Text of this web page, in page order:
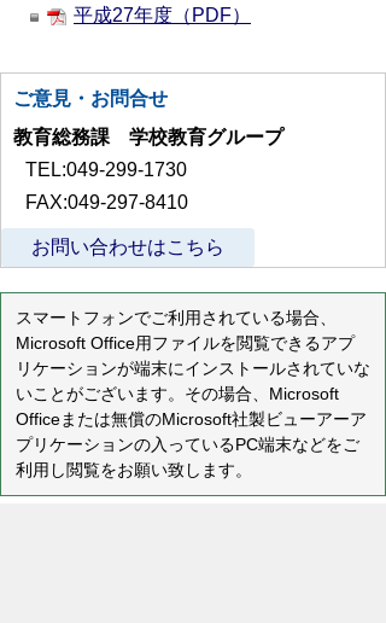
平成27年度（PDF）
ご意見・お問合せ
教育総務課 学校教育グループ
TEL:049-299-1730
FAX:049-297-8410
お問い合わせはこちら
スマートフォンでご利用されている場合、
Microsoft Office用ファイルを閲覧できるアプ
リケーションが端末にインストールされていな
いことがございます。その場合、Microsoft
Officeまたは無償のMicrosoft社製ビューアーア
プリケーションの入っているPC端末などをご
利用し閲覧をお願い致します。